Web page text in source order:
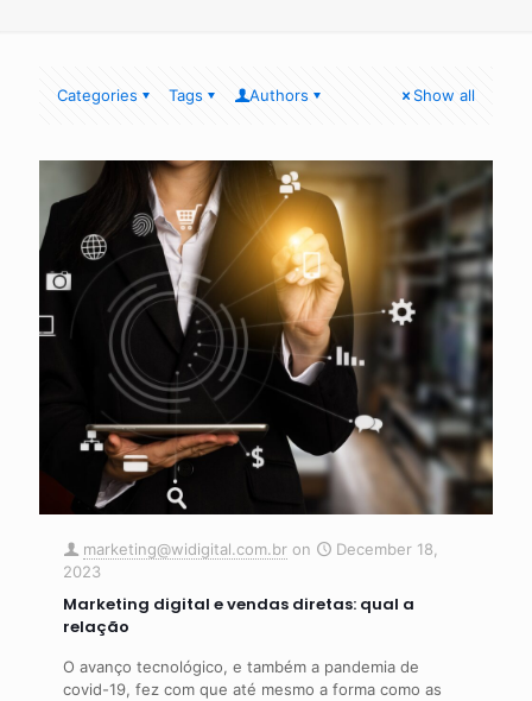
Categories Tags Authors Show all
marketing@widigital.com.br on
December 18,
2023
Marketing digital e vendas diretas: qual a
relação
O avanço tecnológico, e também a pandemia de
covid-19, fez com que até mesmo a forma como as